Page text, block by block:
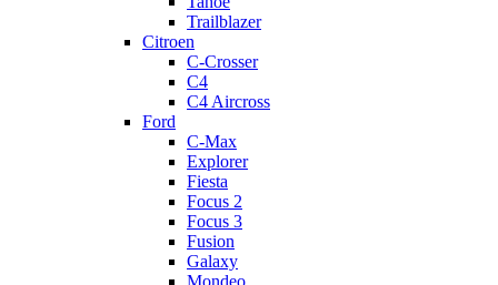
Trailblazer
Citroen
C-Crosser
C4
C4 Aircross
Ford
C-Max
Explorer
Fiesta
Focus 2
Focus 3
Fusion
Galaxy